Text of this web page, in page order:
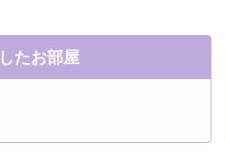
たお部屋